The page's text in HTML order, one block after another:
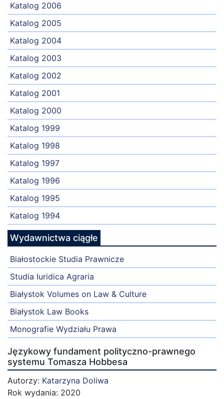
Katalog 2006
Katalog 2005
Katalog 2004
Katalog 2003
Katalog 2002
Katalog 2001
Katalog 2000
Katalog 1999
Katalog 1998
Katalog 1997
Katalog 1996
Katalog 1995
Katalog 1994
Wydawnictwa ciągłe
Białostockie Studia Prawnicze
Studia Iuridica Agraria
Białystok Volumes on Law & Culture
Białystok Law Books
Monografie Wydziału Prawa
Językowy fundament polityczno-prawnego
systemu Tomasza Hobbesa
Autorzy: Katarzyna Doliwa
Rok wydania: 2020